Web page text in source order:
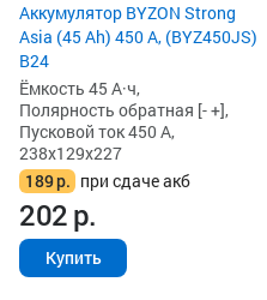
Аккумулятор BYZON Strong
Asia (45 Ah) 450 А, (BYZ450JS)
B24
Ёмкость 45 А·ч,
Полярность обратная [- +],
Пусковой ток 450 А,
238x129x227
189р. при сдаче акб
202р.
Купить